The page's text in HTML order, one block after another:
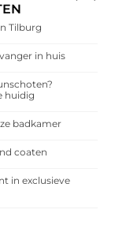
Tilburg
in huis
huidig
badkamer
coaten
in exclusieve